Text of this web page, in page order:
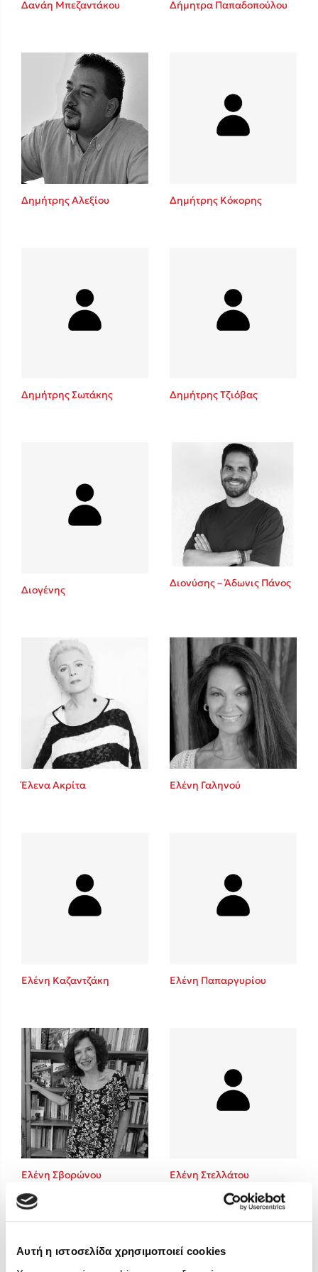
Αυτή η ιστοσελίδα χρησιμοποιεί cookies
Sebastian Fitzek
Playlist
Ιωάννης Γλωσσόπουλος
Ένας γίγαντας στο σχολείο
Mel Robbins
Η μέθοδος Αφήστε τους
Δημοφιλείς Συγγραφείς
Φυστίκι ΠουΚυλάει
Sebastian Fitzek
Κατρίνα Τσάνταλη
Lucinda Riley
Mimi Matthews
Benzamin Bécue
Rebecca Yarros
Teo Benedetti
Τζένη Κουτσοδημητροπούλου
Ali Hazelwood
Cori Doerrfeld
Pierdomenico Baccalario
Δανάη Ιμπραχήμ
Δανάη Μπεζαντάκου Δήμητρα Παπαδοπούλου
Δημήτρης Αλεξίου Δημήτρης Κόκορης
Δημήτρης Σωτάκης Δημήτρης Τζιόβας
Διογένης
Διονύσης – Άδωνις Πάνος
Έλενα Ακρίτα Ελένη Γαληνού
Ελένη Καζαντζάκη Ελένη Παπαργυρίου
Ελένη Σβορώνου Ελένη Στελλάτου